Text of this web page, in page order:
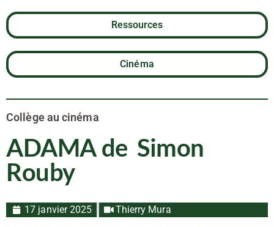
Ressources
Cinéma
Collège au cinéma
ADAMA de Simon
Rouby
17 janvier 2025 Thierry Mura